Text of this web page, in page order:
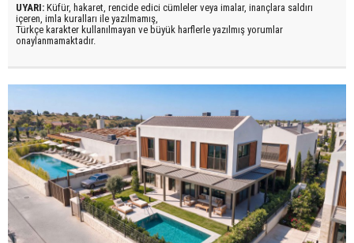
UYARI: Küfür, hakaret, rencide edici cümleler veya imalar, inançlara saldırı
içeren, imla kuralları ile yazılmamış,
Türkçe karakter kullanılmayan ve büyük harflerle yazılmış yorumlar
onaylanmamaktadır.